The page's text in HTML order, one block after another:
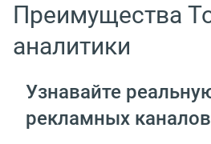
Преимущества
аналитики
Узнавайте
рекламных каналов